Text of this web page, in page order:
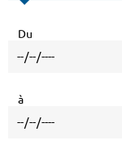
Du
à